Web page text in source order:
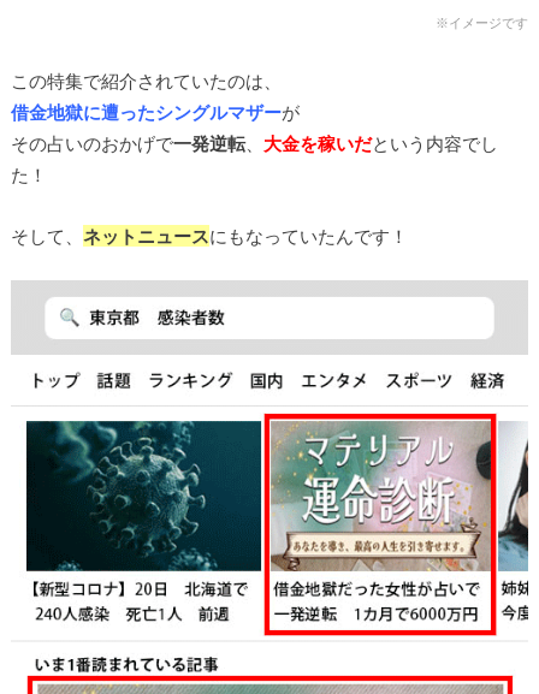
※イメージです
この特集で紹介されていたのは、
借金地獄に遭ったシングルマザーが
その占いのおかげで一発逆転、 大金を稼いだという内容でし
た！
そして、 ネットニュースにもなっていたんです！